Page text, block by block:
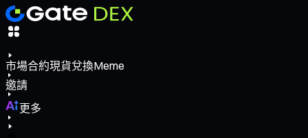
市場合約現貨兌換Meme
邀請
更多